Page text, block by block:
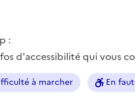
:
d'accessibilité qui vous
à marcher En